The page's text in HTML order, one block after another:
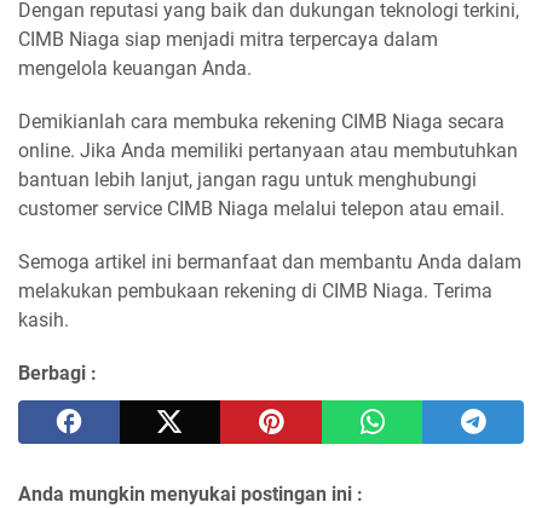
Dengan reputasi yang baik dan dukungan teknologi terkini,
CIMB Niaga siap menjadi mitra terpercaya dalam
mengelola keuangan Anda.
Demikianlah cara membuka rekening CIMB Niaga secara
online. Jika Anda memiliki pertanyaan atau membutuhkan
bantuan lebih lanjut, jangan ragu untuk menghubungi
customer service CIMB Niaga melalui telepon atau email.
Semoga artikel ini bermanfaat dan membantu Anda dalam
melakukan pembukaan rekening di CIMB Niaga. Terima
kasih.
Berbagi :
Anda mungkin menyukai postingan ini :